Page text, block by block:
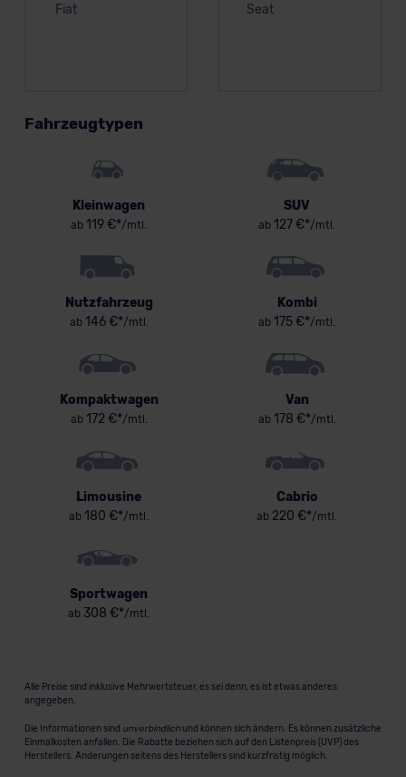
Fiat Seat
Fahrzeugtypen
Kleinwagen
ab 119 €*/mtl.
SUV
ab 127 €*/mtl.
Nutzfahrzeug
ab146 €*/mtl.
Kombi
ab 175 €*/mtl.
Kompaktwagen
ab172 €*/mtl.
Van
ab178 €*/mtl.
Limousine
ab 180 €*/mtl.
Cabrio
ab 220 €*/mtl.
Sportwagen
ab 308 €*/mtl.
Alle Preise sind inklusive Mehrwertsteuer, es sei denn, es ist etwas anderes
angegeben.
Die Informationen sind unverbindlichund können sich ändern. Es können zusätzliche
Einmalkosten anfallen. Die Rabatte beziehen sich auf den Listenpreis (UVP) des
Herstellers. Änderungen seitens des Herstellers sind kurzfristig möglich.